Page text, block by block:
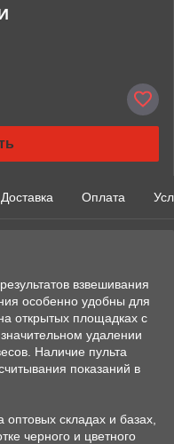
Доставка Оплата
взвешивания
особенно удобны для
открытых площадках с
удалении
Наличие пульта
показаний в
складах и базах,
черного и цветного